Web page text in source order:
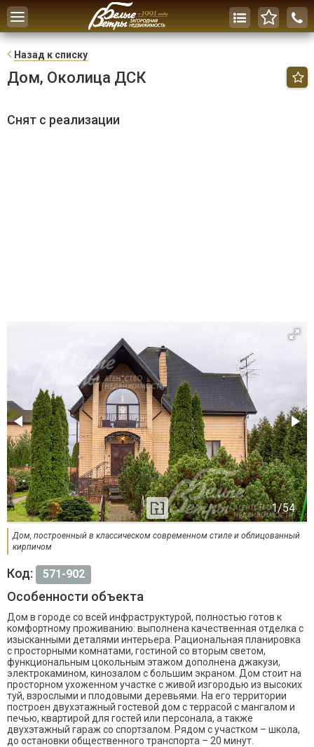
Toggle
navigation
Назад к списку
Дом, Околица ДСК
Снят с реализации
Дом, построенный в классическом современном стиле и облицованный
кирпичом
Код: 571-902
Особенности объекта
Дом в городе со всей инфраструктурой, полностью готов к
комфортному проживанию: выполнена качественная отделка с
изысканными деталями интерьера. Рациональная планировка
с просторными комнатами, гостиной со вторым светом,
функциональным цокольным этажом дополнена джакузи,
электрокамином, кинозалом с большим экраном. Дом стоит на
просторном ухоженном участке с живой изгородью из высоких
туй, взрослыми и плодовыми деревьями. На его территории
построен двухэтажный гостевой дом с террасой с мангалом и
печью, квартирой для гостей или персонала, а также
двухэтажный гараж со спортзалом. Рядом с участком – школа,
до остановки общественного транспорта – 20 минут.